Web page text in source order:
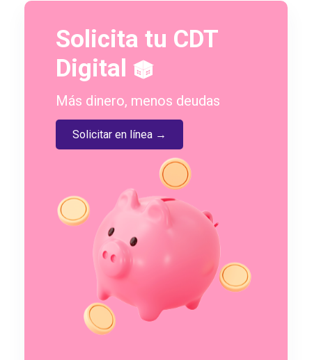
Solicita tu CDT
Digital
Más dinero, menos deudas
Solicitar en línea →